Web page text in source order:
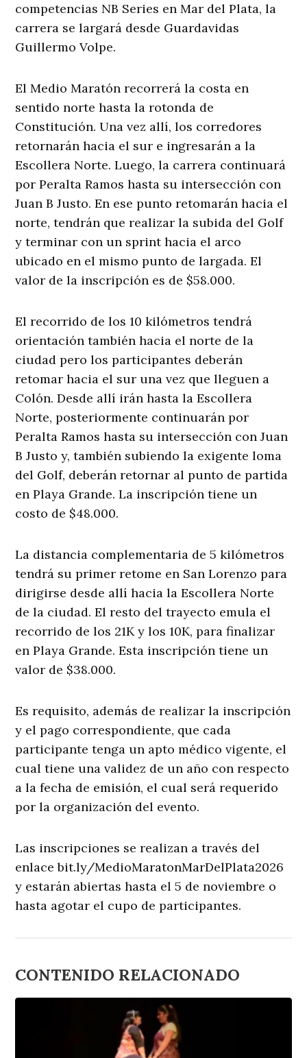
competencias NB Series en Mar del Plata, la
carrera se largará desde Guardavidas
Guillermo Volpe.
El Medio Maratón recorrerá la costa en
sentido norte hasta la rotonda de
Constitución. Una vez allí, los corredores
retornarán hacia el sur e ingresarán a la
Escollera Norte. Luego, la carrera continuará
por Peralta Ramos hasta su intersección con
Juan B Justo. En ese punto retomarán hacia el
norte, tendrán que realizar la subida del Golf
y terminar con un sprint hacia el arco
ubicado en el mismo punto de largada. El
valor de la inscripción es de $58.000.
El recorrido de los 10 kilómetros tendrá
orientación también hacia el norte de la
ciudad pero los participantes deberán
retomar hacia el sur una vez que lleguen a
Colón. Desde allí irán hasta la Escollera
Norte, posteriormente continuarán por
Peralta Ramos hasta su intersección con Juan
B Justo y, también subiendo la exigente loma
del Golf, deberán retornar al punto de partida
en Playa Grande. La inscripción tiene un
costo de $48.000.
La distancia complementaria de 5 kilómetros
tendrá su primer retome en San Lorenzo para
dirigirse desde allí hacia la Escollera Norte
de la ciudad. El resto del trayecto emula el
recorrido de los 21K y los 10K, para finalizar
en Playa Grande. Esta inscripción tiene un
valor de $38.000.
Es requisito, además de realizar la inscripción
y el pago correspondiente, que cada
participante tenga un apto médico vigente, el
cual tiene una validez de un año con respecto
a la fecha de emisión, el cual será requerido
por la organización del evento.
Las inscripciones se realizan a través del
enlace bit.ly/MedioMaratonMarDelPlata2026
y estarán abiertas hasta el 5 de noviembre o
hasta agotar el cupo de participantes.
CONTENIDO RELACIONADO